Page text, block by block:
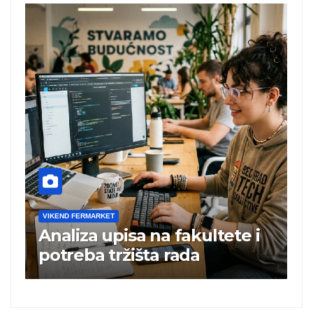
VIKEND FERMARKET
Analiza upisa na fakultete i
potreba tržišta rada